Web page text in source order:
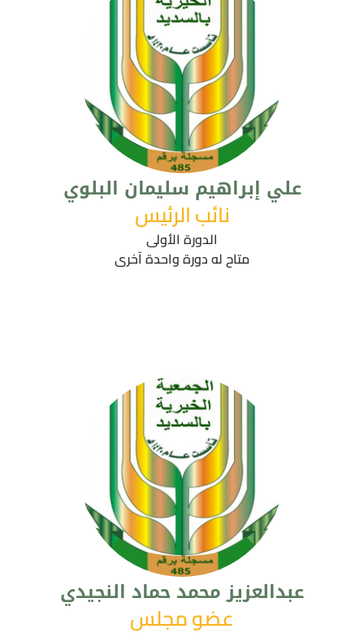
علي إبراهيم سليمان البلوي
نائب الرئيس
الدورة الأولى
متاح له دورة واحدة آخرى
عبدالعزيز محمد حماد النجيدي
عضو مجلس